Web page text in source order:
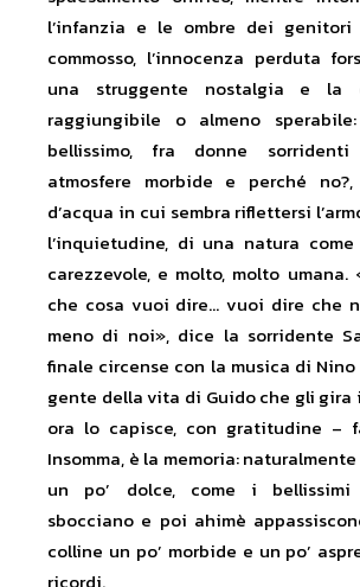
l’infanzia e le ombre dei
commosso, l’innocenza perduta
una struggente nostalgia e la
raggiungibile o almeno
bellissimo, fra donne
atmosfere morbide e perché
d’acqua in cui sembra riflettersi
l’inquietudine, di una natura
carezzevole, e molto, molto
che cosa vuoi dire… vuoi dire che
meno di noi», dice la sorridente
finale circense con la musica di
gente della vita di Guido che gli gira
ora lo capisce, con gratitudine –
Insomma, è la memoria: naturalmente
un po’ dolce, come i bellissimi
sbocciano e poi ahimè
colline un po’ morbide e un po’